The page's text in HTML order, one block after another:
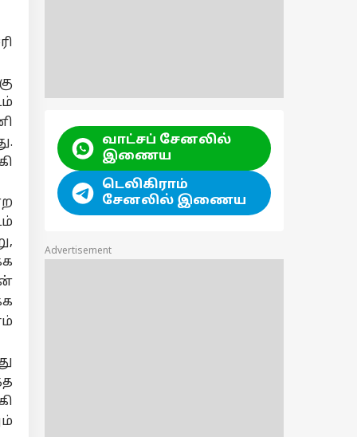
வாட்சப் சேனலில்
இணைய
டெலிகிராம்
சேனலில் இணைய
Advertisement